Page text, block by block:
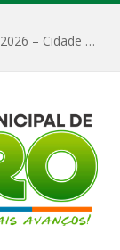
EDITAL DE CHAMAMENTO PÚBLICO Nº 01/2026 – Cidade de Faro